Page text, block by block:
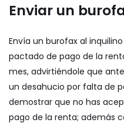
Enviar un
Envía un burofax al
pactado de pago de la
mes, advirtiéndole que
un desahucio por falta de
demostrar que no has
pago de la renta; además